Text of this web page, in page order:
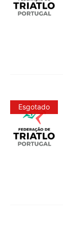
Esgotado